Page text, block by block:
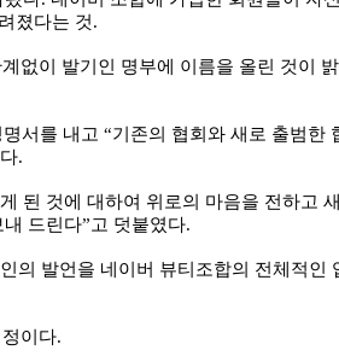
졌다는 것.
없이 발기인 명부에 이름을 올린 것이 밝
서를 내고 “기존의 협회와 새로 출범한
.
된 것에 대하여 위로의 마음을 전하고 새
드린다”고 덧붙였다.
의 발언을 네이버 뷰티조합의 전체적인
이다.